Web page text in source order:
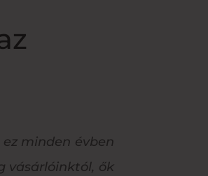
minden évben
vásárlóinktól, ők